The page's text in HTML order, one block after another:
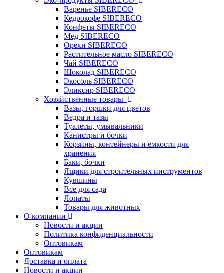
Варенье SIBERECO
Кедрокофе SIBERECO
Конфеты SIBERECO
Мед SIBERECO
Орехи SIBERECO
Растительное масло SIBERECO
Чай SIBERECO
Шоколад SIBERECO
Экосоль SIBERECO
Эликсир SIBERECO
Хозяйственные товары
Вазы, горшки для цветов
Ведра и тазы
Туалеты, умывальники
Канистры и бочки
Корзины, контейнеры и емкости для
хранения
Баки, бочки
Ящики для строительных инструментов
Кувшины
Все для сада
Лопаты
Товары для животных
О компании
Новости и акции
Политика конфиденциальности
Оптовикам
Оптовикам
Доставка и оплата
Новости и акции